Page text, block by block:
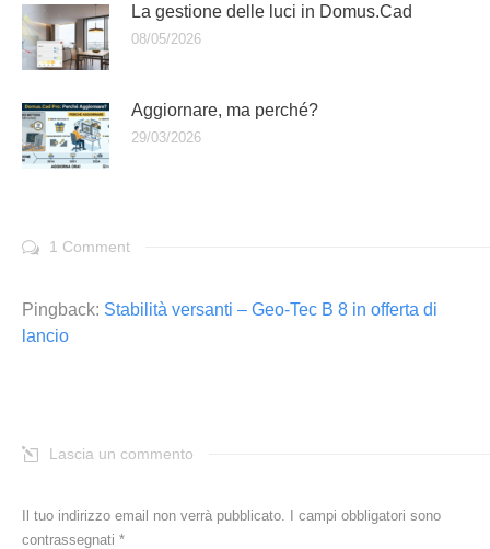
La gestione delle luci in Domus.Cad
08/05/2026
Aggiornare, ma perché?
29/03/2026
1 Comment
Pingback: Stabilità versanti – Geo-Tec B 8 in offerta di
lancio
Lascia un commento
Il tuo indirizzo email non verrà pubblicato. I campi obbligatori sono
contrassegnati *